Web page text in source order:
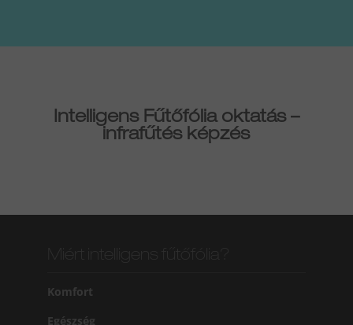
Intelligens Fűtőfólia oktatás –
infrafűtés képzés
Komfort
Egészség